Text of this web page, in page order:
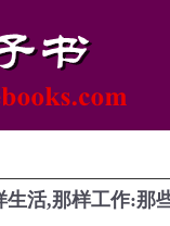
生活,那样工作:那